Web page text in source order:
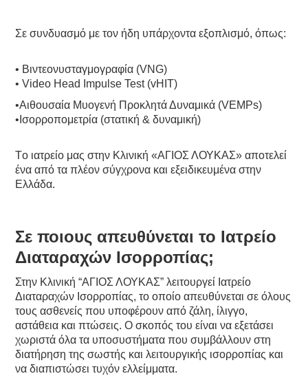
Σε συνδυασμό με τον ήδη υπάρχοντα εξοπλισμό, όπως:
• Βιντεονυσταγμογραφία (VNG)
• Video Head Impulse Test (vHIT)
•Aιθουσαία Μυογενή Προκλητά Δυναμικά (VEMPs)
•Ισορροπομετρία (στατική & δυναμική)
Tο ιατρείο μας στην Κλινική «ΑΓΙΟΣ ΛΟΥΚΑΣ» αποτελεί
ένα από τα πλέον σύγχρονα και εξειδικευμένα στην
Ελλάδα.
Σε ποιους απευθύνεται το Ιατρείο
Διαταραχών Ισορροπίας;
Στην Κλινική “ΑΓΙΟΣ ΛΟΥΚΑΣ” λειτουργεί Ιατρείο
Διαταραχών Ισορροπίας, το οποίο απευθύνεται σε όλους
τους ασθενείς που υποφέρουν από ζάλη, ίλιγγο,
αστάθεια και πτώσεις. Ο σκοπός του είναι να εξετάσει
χωριστά όλα τα υποσυστήματα που συμβάλλουν στη
διατήρηση της σωστής και λειτουργικής ισορροπίας και
να διαπιστώσει τυχόν ελλείμματα.